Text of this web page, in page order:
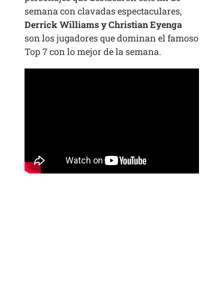
semana con clavadas espectaculares,
Derrick Williams y Christian Eyenga
son los jugadores que dominan el famoso
Top 7 con lo mejor de la semana.